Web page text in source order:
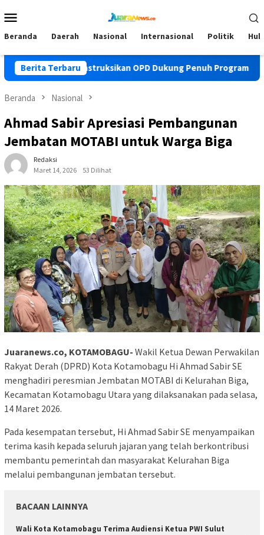
ke
Mobile
Beranda Daerah Nasional Internasional Politik
Berita Terbaru
Yusra Instruksikan OPD Dukung Penuh Program PKK
Beranda Nasional
Ahmad Sabir Apresiasi Pembangunan
Jembatan MOTABI untuk Warga Biga
Redaksi
Maret 14, 2026
53 Dilihat
Juaranews.co, KOTAMOBAGU- Wakil Ketua Dewan Perwakilan
Rakyat Derah (DPRD) Kota Kotamobagu Hi Ahmad Sabir SE
menghadiri peresmian Jembatan MOTABI di Kelurahan Biga,
Kecamatan Kotamobagu Utara yang dilaksanakan pada selasa,
14 Maret 2026.
Pada kesempatan tersebut, Hi Ahmad Sabir SE menyampaikan
terima kasih kepada seluruh jajaran yang telah berkontribusi
membantu pemerintah dan masyarakat Kelurahan Biga
melalui pembangunan jembatan tersebut.
BACAAN LAINNYA
Wali Kota Kotamobagu Terima Audiensi Ketua PWI Sulut